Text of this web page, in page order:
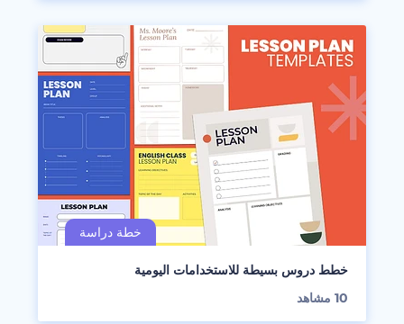
خطط دروس بسيطة للاستخدامات اليومية
10 مشاهد